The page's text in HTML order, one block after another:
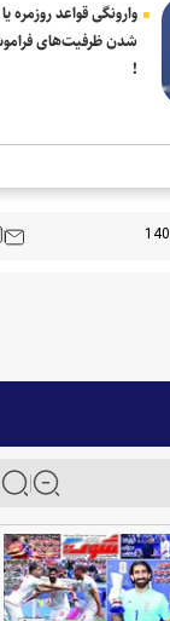
وارونگی قواعد روزمره
شدن ظرفیت‌های
!